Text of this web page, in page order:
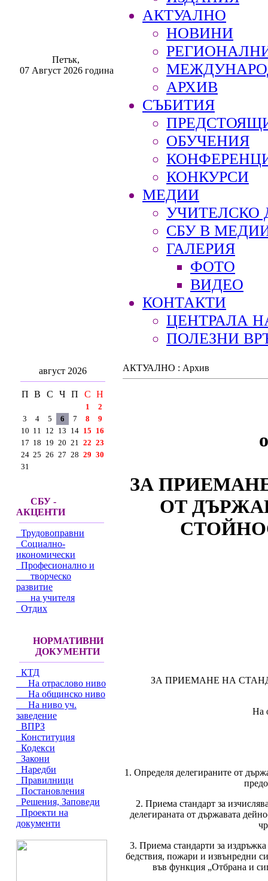
Петък,
07 Август 2026 година
АКТУАЛНО
НОВИНИ
АРХИВ
СЪБИТИЯ
ОБУЧЕНИЯ
КОНКУРСИ
МЕДИИ
УЧИТЕЛСКО
СБУ В
ГАЛЕРИЯ
ФОТО
ВИДЕО
КОНТАКТИ
ЦЕНТРАЛА
ПОЛЕЗНИ
август 2026
П В С Ч П С Н
1
2
3
4 5 6 7 8
9
10 11 12 13 14 15 16
17 18 19 20 21 22 23
24 25 26 27 28 29 30
31
СБУ -
АКЦЕНТИ
Трудовоправни
Социално-
икономически
Професионално и
творческо
развитие
на учителя
Отдих
НОРМАТИВНИ
ДОКУМЕНТИ
КТД
На отраслово ниво
На общинско ниво
На ниво уч.
заведение
ВПРЗ
Конституция
Кодекси
Закони
Наредби
Правилници
Постановления
Решения, Заповеди
Проекти на
документи
АКТУАЛНО : Архив
ЗА
ОТ
ЗА ПРИЕМАНЕ НА
На
1. Определя делегираните от
2. Приема стандарт за
делегираната от държавата
3. Приема стандарти за
бедствия, пожари и извънредни
във функция „Отбрана и